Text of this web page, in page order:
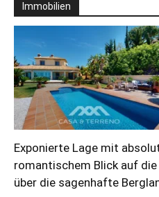
Immobilien
Exponierte Lage mit
romantischem Blick auf
über die sagenhafte